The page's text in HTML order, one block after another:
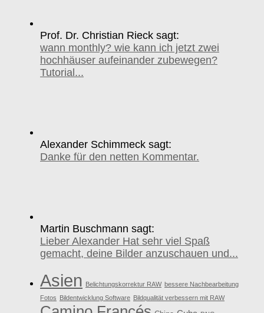
Prof. Dr. Christian Rieck sagt:
wann monthly? wie kann ich jetzt zwei
hochhäuser aufeinander zubewegen?
Tutorial...
Alexander Schimmeck sagt:
Danke für den netten Kommentar.
Martin Buschmann sagt:
Lieber Alexander Hat sehr viel Spaß
gemacht, deine Bilder anzuschauen und...
Asien Belichtungskorrektur RAW bessere Nachbearbeitung
Fotos Bildentwicklung Software Bildqualität verbessern mit RAW